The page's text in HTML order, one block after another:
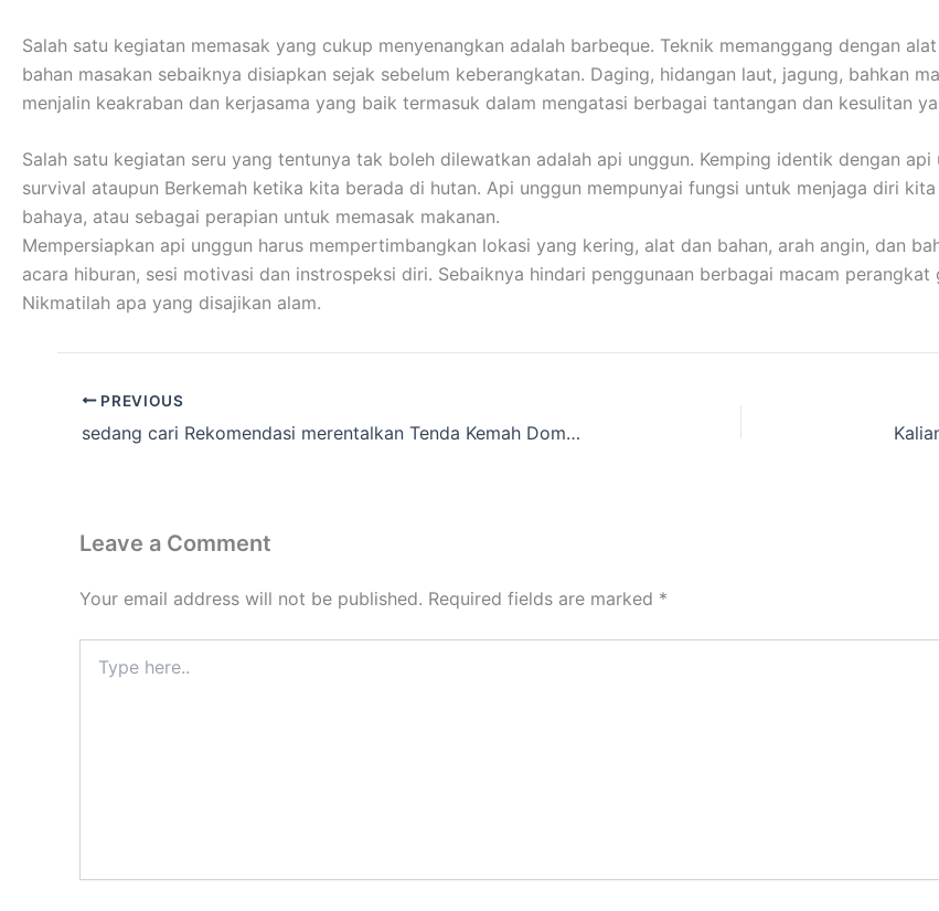
Salah satu kegiatan memasak yang cukup menyenangkan adalah barbeque. Teknik memanggang dengan
bahan masakan sebaiknya disiapkan sejak sebelum keberangkatan. Daging, hidangan laut, jagung, bahkan
menjalin keakraban dan kerjasama yang baik termasuk dalam mengatasi berbagai tantangan dan kesulitan
Salah satu kegiatan seru yang tentunya tak boleh dilewatkan adalah api unggun. Kemping identik dengan
survival ataupun Berkemah ketika kita berada di hutan. Api unggun mempunyai fungsi untuk menjaga diri
bahaya, atau sebagai perapian untuk memasak makanan.
Mempersiapkan api unggun harus mempertimbangkan lokasi yang kering, alat dan bahan, arah angin, dan
acara hiburan, sesi motivasi dan instrospeksi diri. Sebaiknya hindari penggunaan berbagai macam
Nikmatilah apa yang disajikan alam.
PREVIOUS
sedang cari Rekomendasi merentalkan Tenda Kemah Dome wilayah Ganjarsari,Bandung Barat
Leave a Comment
Your email address will not be published. Required fields are marked *
here..